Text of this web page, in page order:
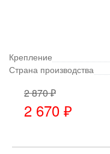
Крепление
Страна производства
2 870 ₽
2 670 ₽